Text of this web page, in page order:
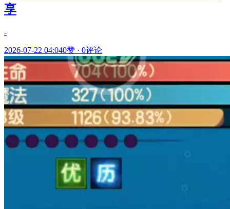
享
-
2026-07-22 04:040赞 · 0评论